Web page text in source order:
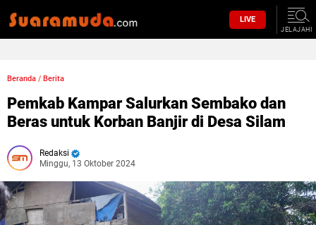
LIVE
JELAJAHI
Beranda / Berita
Pemkab Kampar Salurkan Sembako dan
Beras untuk Korban Banjir di Desa Silam
Redaksi
Minggu, 13 Oktober 2024